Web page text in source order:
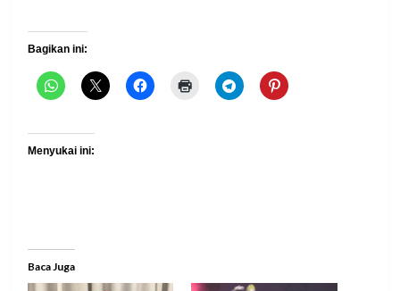
Bagikan ini:
Menyukai ini:
Baca Juga